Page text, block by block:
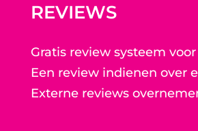
REVIEWS
Gratis review systeem
Een review indienen over
Externe reviews